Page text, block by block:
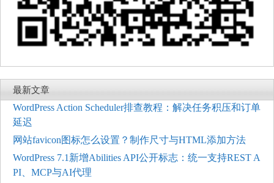
最新文章
WordPress Action Scheduler排查教程：解决任务积压和订单
延迟
网站favicon图标怎么设置？制作尺寸与HTML添加方法
WordPress 7.1新增Abilities API公开标志：统一支持REST A
PI、MCP与AI代理